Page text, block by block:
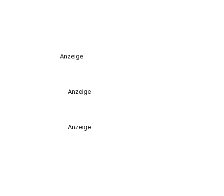
Anzeige
Anzeige
Anzeige